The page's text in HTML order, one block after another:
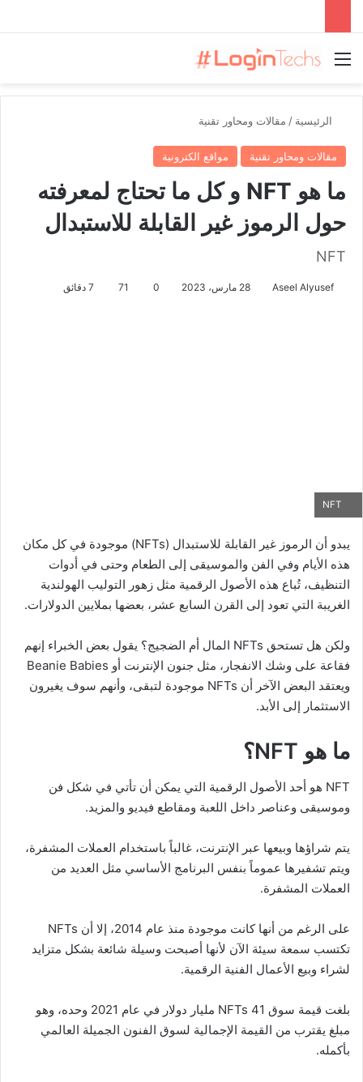
القائمة
الرئيسية / مقالات ومحاور تقنية
مقالات ومحاور تقنية مواقع الكترونية
ما هو NFT و كل ما تحتاج لمعرفته
حول الرموز غير القابلة للاستبدال
NFT
Aseel Alyusef 28 مارس، 2023 0
71
يبدو أن الرموز غير القابلة للاستبدال (NFTs) موجودة في كل مكان
هذه الأيام وفي الفن والموسيقى إلى الطعام وحتى في أدوات
التنظيف، تُباع هذه الأصول الرقمية مثل زهور التوليب الهولندية
الغريبة التي تعود إلى القرن السابع عشر، بعضها بملايين الدولارات.
ولكن هل تستحق NFTs المال أم الضجيج؟ يقول بعض الخبراء إنهم
فقاعة على وشك الانفجار، مثل جنون الإنترنت أو Beanie Babies
ويعتقد البعض الآخر أن NFTs موجودة لتبقى، وأنهم سوف يغيرون
الاستثمار إلى الأبد.
ما هو NFT؟
NFT هو أحد الأصول الرقمية التي يمكن أن تأتي في شكل فن
وموسيقى وعناصر داخل اللعبة ومقاطع فيديو والمزيد.
يتم شراؤها وبيعها عبر الإنترنت، غالباً باستخدام العملات المشفرة،
ويتم تشفيرها عموماً بنفس البرنامج الأساسي مثل العديد من
العملات المشفرة.
على الرغم من أنها كانت موجودة منذ عام 2014، إلا أن NFTs
تكتسب سمعة سيئة الآن لأنها أصبحت وسيلة شائعة بشكل متزايد
لشراء وبيع الأعمال الفنية الرقمية.
بلغت قيمة سوق NFTs 41 مليار دولار في عام 2021 وحده، وهو
مبلغ يقترب من القيمة الإجمالية لسوق الفنون الجميلة العالمي
بأكمله.